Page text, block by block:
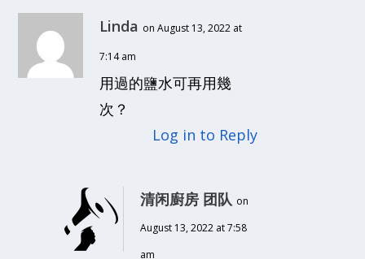
Linda on August 13, 2022 at
7:14 am
用過的鹽水可再用幾
次？
Log in to Reply
清闲廚房 团队 on
August 13, 2022 at 7:58
am